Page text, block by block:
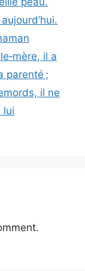
il a
parenté ;
il ne
lui